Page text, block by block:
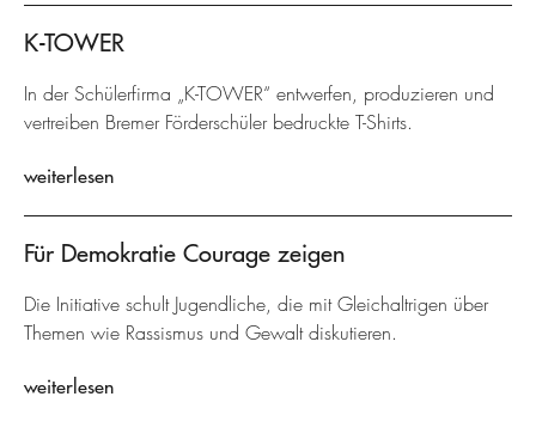
K-TOWER
In der Schülerfirma „K-TOWER“ entwerfen, produzieren und
vertreiben Bremer Förderschüler bedruckte T-Shirts.
weiterlesen
Für Demokratie Courage zeigen
Die Initiative schult Jugendliche, die mit Gleichaltrigen über
Themen wie Rassismus und Gewalt diskutieren.
weiterlesen